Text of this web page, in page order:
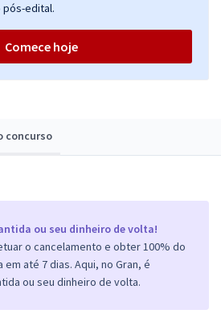
concurso
ou seu dinheiro de volta!
o cancelamento e obter 100% do
até 7 dias. Aqui, no Gran, é
ou seu dinheiro de volta.
pós-edital.
Comece hoje